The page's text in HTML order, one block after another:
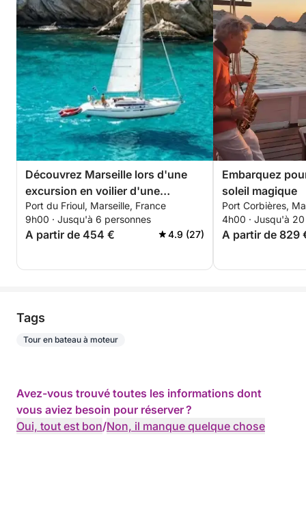
Découvrez Marseille lors d'une
excursion en voilier d'une
journée.
Port du Frioul, Marseille, France
9h00 · Jusqu'à 6 personnes
A partir de 454 € 4.9 (27)
Embarquez
soleil magique
Port Corbières,
4h00 · Jusqu'à
A partir de 829
Tags
Tour en bateau à moteur
Avez-vous trouvé toutes les informations dont
vous aviez besoin pour réserver ?
Oui, tout est bon/Non, il manque quelque chose